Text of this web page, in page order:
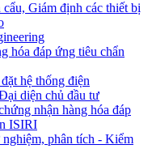
Giám định các thiết bị
hóa đáp ứng tiêu chẩn
hệ thống điện
diện chủ đầu tư
nhận hàng hóa đáp
ISIRI
phân tích - Kiểm